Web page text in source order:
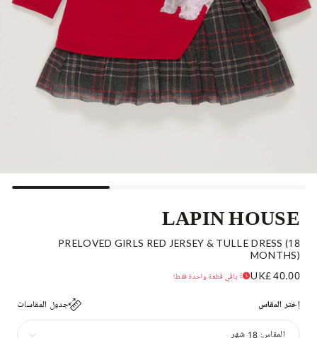
LAPIN HOUSE
PRELOVED GIRLS RED JERSEY & TULLE DRESS (18
MONTHS)
UK£ 40.00
باقي قطعة واحدة فقط!
إختر المقاس جدول المقاسات
المقاس: 18 شهر